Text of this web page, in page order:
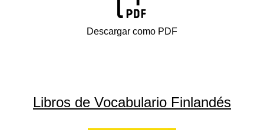
Descargar como PDF
Libros de Vocabulario Finlandés